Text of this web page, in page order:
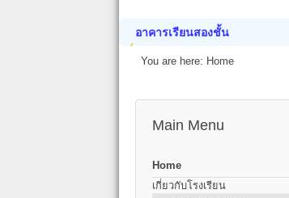
อาคารเรียนสองชั้น
You are here: Home
Main Menu
Home
เกี่ยวกับโรงเรียน